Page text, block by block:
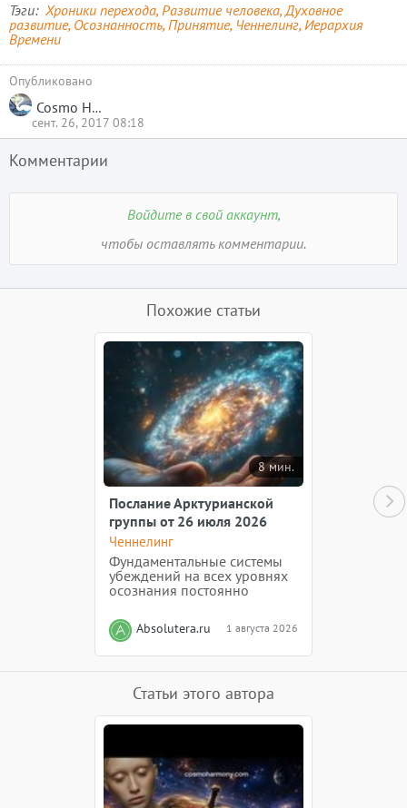
Тэги Хроники перехода Развитие человека Духовное
развитие Осознанность Принятие Ченнелинг Иерархия
Времени
Опубликовано
Cosmo Harmony
сент. 26, 2017 08:18
Комментарии
Войдите в свой аккаунт,
чтобы оставлять комментарии.
Похожие статьи
8 мин.
Послание Арктурианской
группы от 26 июля 2026
года
Ченнелинг
Фундаментальные системы
убеждений на всех уровнях
осознания постоянно
процессе естественного
развития эволюции каждого
испытывать разрушение...
Absolutera.ru 1 августа 2026
Статьи этого автора